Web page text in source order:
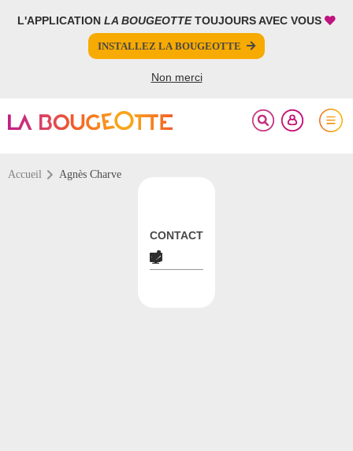
L'APPLICATION LA BOUGEOTTETOUJOURS AVEC VOUS
INSTALLEZ LA BOUGEOTTE
Non merci
Accueil Agnès Charve
CONTACT
FERMER
Votre inscription à la newsletter a été effectuée.